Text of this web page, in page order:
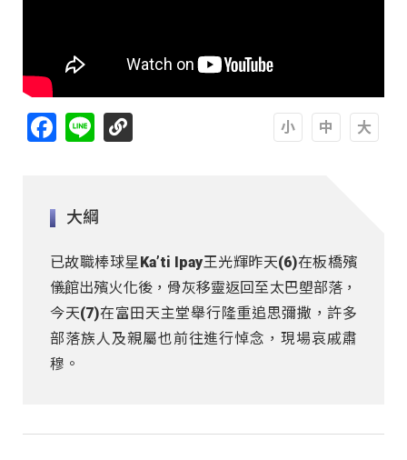
Facebook
Line
大綱
已故職棒球星Ka’ti Ipay王光輝昨天(6)在板橋殯
儀館出殯火化後，骨灰移靈返回至太巴塱部落，
今天(7)在富田天主堂舉行隆重追思彌撒，許多
部落族人及親屬也前往進行悼念，現場哀戚肅
穆。